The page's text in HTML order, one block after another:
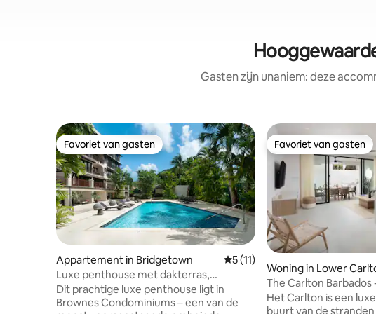
Gasten zijn unaniem: deze
Favoriet van gasten
Favoriet van gasten
Appartement in Bridgetown Gemiddelde beoordeling van 5
5 (11)
Luxe penthouse met dakterras,
gemeenschappelijk zwembad en
fitnessruimte
Dit prachtige luxe penthouse ligt in
Brownes Condominiums – een van de
Favoriet van gasten
Favoriet van gasten
Woning in Lower
The Carlton Barbados
rijtjeshuisverhuur
Het Carlton is een
buurt van de